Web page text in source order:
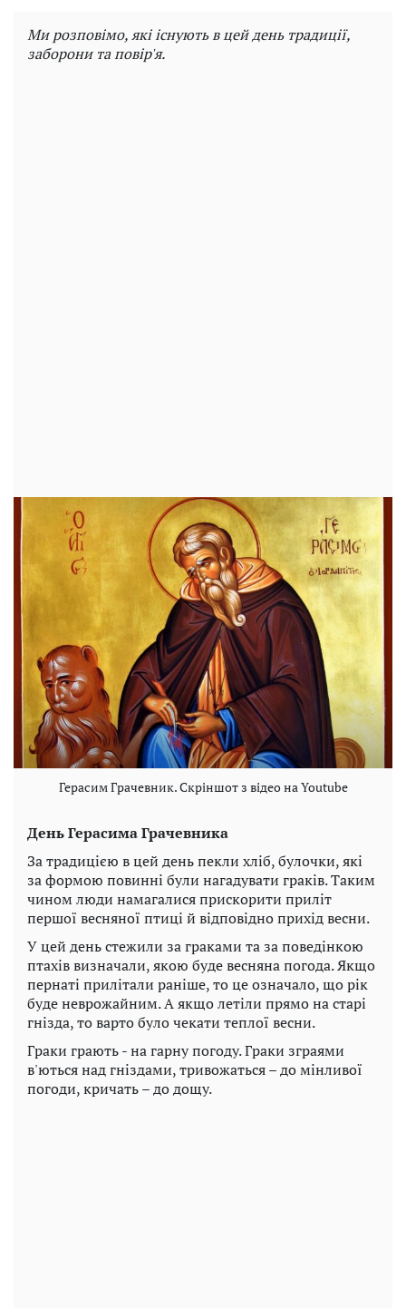
Ми розповімо, які існують в цей день традиції,
заборони та повір'я.
Герасим Грачевник. Скріншот з відео на Youtube
День Герасима Грачевника
За традицією в цей день пекли хліб, булочки, які
за формою повинні були нагадувати граків. Таким
чином люди намагалися прискорити приліт
першої весняної птиці й відповідно прихід весни.
У цей день стежили за граками та за поведінкою
птахів визначали, якою буде весняна погода. Якщо
пернаті прилітали раніше, то це означало, що рік
буде неврожайним. А якщо летіли прямо на старі
гнізда, то варто було чекати теплої весни.
Граки грають - на гарну погоду. Граки зграями
в'ються над гніздами, тривожаться – до мінливої
погоди, кричать – до дощу.